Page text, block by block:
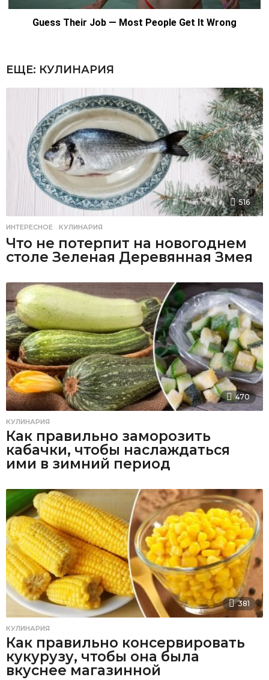
ЕЩЕ: КУЛИНАРИЯ
516
ИНТЕРЕСНОЕ ,КУЛИНАРИЯ
Что не потерпит на новогоднем
столе Зеленая Деревянная Змея
470
КУЛИНАРИЯ
Как правильно заморозить
кабачки, чтобы наслаждаться
ими в зимний период
381
КУЛИНАРИЯ
Как правильно консервировать
кукурузу, чтобы она была
вкуснее магазинной